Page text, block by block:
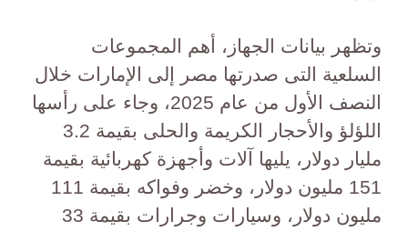
وتظهر بيانات الجهاز، أهم المجموعات
السلعية التى صدرتها مصر إلى الإمارات خلال
النصف الأول من عام 2025، وجاء على رأسها
اللؤلؤ والأحجار الكريمة والحلى بقيمة 3.2
مليار دولار، يليها آلات وأجهزة كهربائية بقيمة
151 مليون دولار، وخضر وفواكه بقيمة 111
مليون دولار، وسيارات وجرارات بقيمة 33